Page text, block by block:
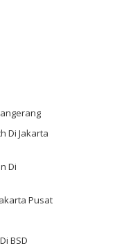
Di Jakarta
Di
Pusat
BSD